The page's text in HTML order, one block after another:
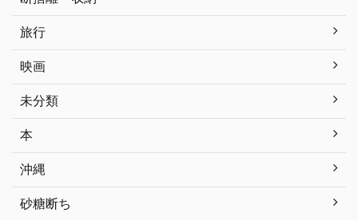
旅行
映画
未分類
本
沖縄
砂糖断ち